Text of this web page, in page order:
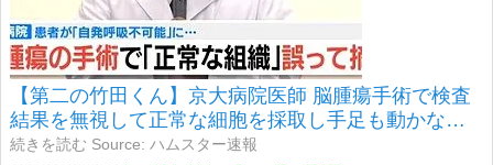
【第二の竹田くん】京大病院医師 脳腫瘍手術で検査
結果を無視して正常な細胞を採取し手足も動かない
自発呼吸不可の状態に追い込む 腫瘍はそのまま
続きを読む Source: ハムスター速報